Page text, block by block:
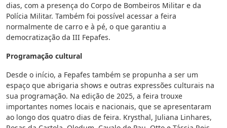
dias, com a presença do Corpo de Bombeiros Militar e da
Polícia Militar. Também foi possível acessar a feira
normalmente de carro e à pé, o que garantiu a
democratização da III Fepafes.
Programação cultural
Desde o início, a Fepafes também se propunha a ser um
espaço que abrigaria shows e outras expressões culturais na
sua programação. Na edição de 2025, a feira trouxe
importantes nomes locais e nacionais, que se apresentaram
ao longo dos quatro dias de feira. Krysthal, Juliana Linhares,